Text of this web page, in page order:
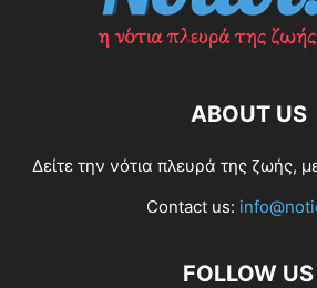
ABOUT US
Δείτε την νότια πλευρά της ζωής,
Contact us:
FOLLOW US